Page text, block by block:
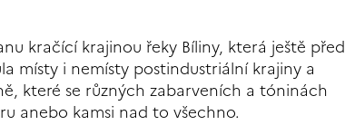
kračící krajinou řeky Bíliny, která ještě před
místy i nemísty postindustriální krajiny a
které se různých zabarveních a tóninách
anebo kamsi nad to všechno.